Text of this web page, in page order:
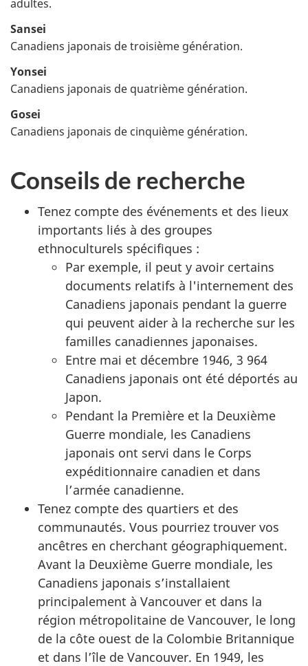
adultes.
Sansei
Canadiens japonais de troisième génération.
Yonsei
Canadiens japonais de quatrième génération.
Gosei
Canadiens japonais de cinquième génération.
Conseils de recherche
Tenez compte des événements et des lieux
importants liés à des groupes
ethnoculturels spécifiques :
Par exemple, il peut y avoir certains
documents relatifs à l'internement des
Canadiens japonais pendant la guerre
qui peuvent aider à la recherche sur les
familles canadiennes japonaises.
Entre mai et décembre 1946, 3 964
Canadiens japonais ont été déportés au
Japon.
Pendant la Première et la Deuxième
Guerre mondiale, les Canadiens
japonais ont servi dans le Corps
expéditionnaire canadien et dans
l’armée canadienne.
Tenez compte des quartiers et des
communautés. Vous pourriez trouver vos
ancêtres en cherchant géographiquement.
Avant la Deuxième Guerre mondiale, les
Canadiens japonais s’installaient
principalement à Vancouver et dans la
région métropolitaine de Vancouver, le long
de la côte ouest de la Colombie Britannique
et dans l’île de Vancouver. En 1949, les